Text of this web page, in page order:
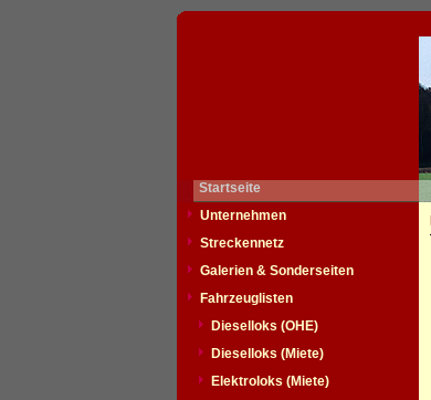
Startseite
Unternehmen
Streckennetz
Galerien & Sonderseiten
Fahrzeuglisten
Dieselloks (OHE)
Dieselloks (Miete)
Elektroloks (Miete)